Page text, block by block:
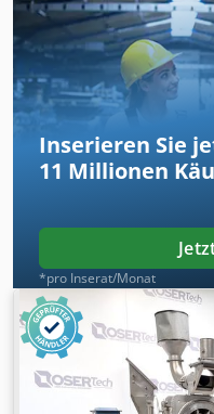
Inserieren Sie
11 Millionen
*pro Inserat/Monat